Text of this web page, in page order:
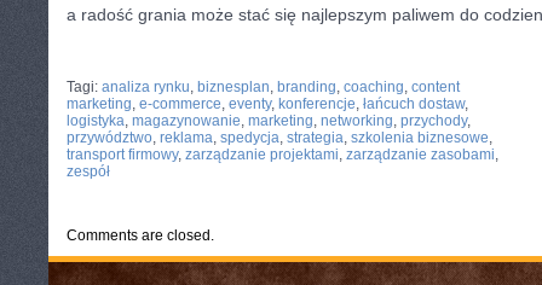
a radość grania może stać się najlepszym paliwem do
Tagi: analiza rynku, biznesplan, branding, coaching, content
marketing, e-commerce, eventy, konferencje, łańcuch dostaw,
logistyka, magazynowanie, marketing, networking, przychody,
przywództwo, reklama, spedycja, strategia, szkolenia biznesowe,
transport firmowy, zarządzanie projektami, zarządzanie zasobami,
zespół
Comments are closed.